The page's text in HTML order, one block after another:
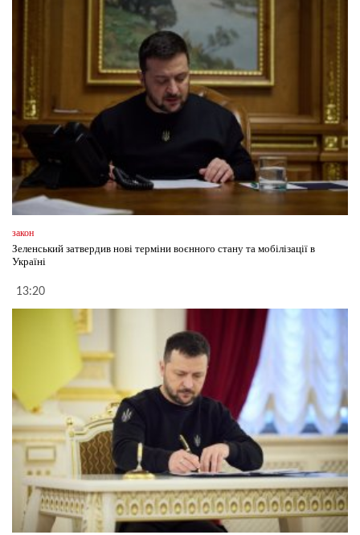
закон
Зеленський затвердив нові терміни воєнного стану та мобілізації в
Україні
13:20